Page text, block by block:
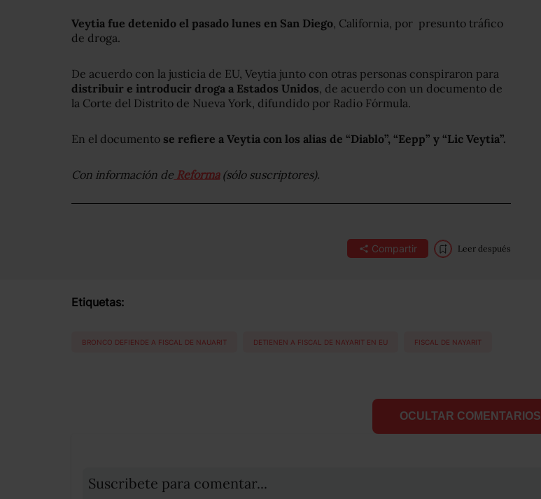
Veytia fue detenido el pasado lunes en San Diego, California, por presunto tráfico
de droga.
De acuerdo con la justicia de EU, Veytia junto con otras personas conspiraron para
distribuir e introducir droga a Estados Unidos, de acuerdo con un documento de
la Corte del Distrito de Nueva York, difundido por Radio Fórmula.
En el documento se refiere a Veytia con los alias de “Diablo”, “Eepp” y “Lic Veytia”.
Con información de Reforma(sólo suscriptores).
Compartir Leer después
Etiquetas:
BRONCO DEFIENDE A FISCAL DE NAUARIT DETIENEN A FISCAL DE NAYARIT EN EU FISCAL DE NAYARIT
OCULTAR COMENTARIOS
Suscribete para comentar...